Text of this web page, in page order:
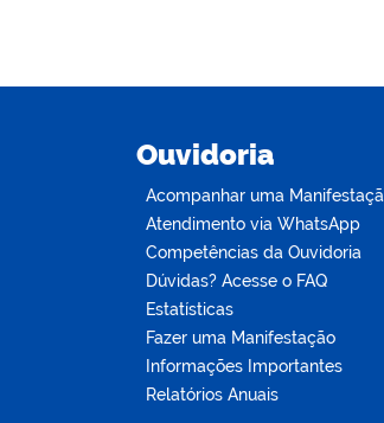
Ouvidoria
Acompanhar uma
Atendimento via WhatsApp
Competências da Ouvidoria
Dúvidas? Acesse o FAQ
Estatísticas
Fazer uma Manifestação
Informações Importantes
Relatórios Anuais